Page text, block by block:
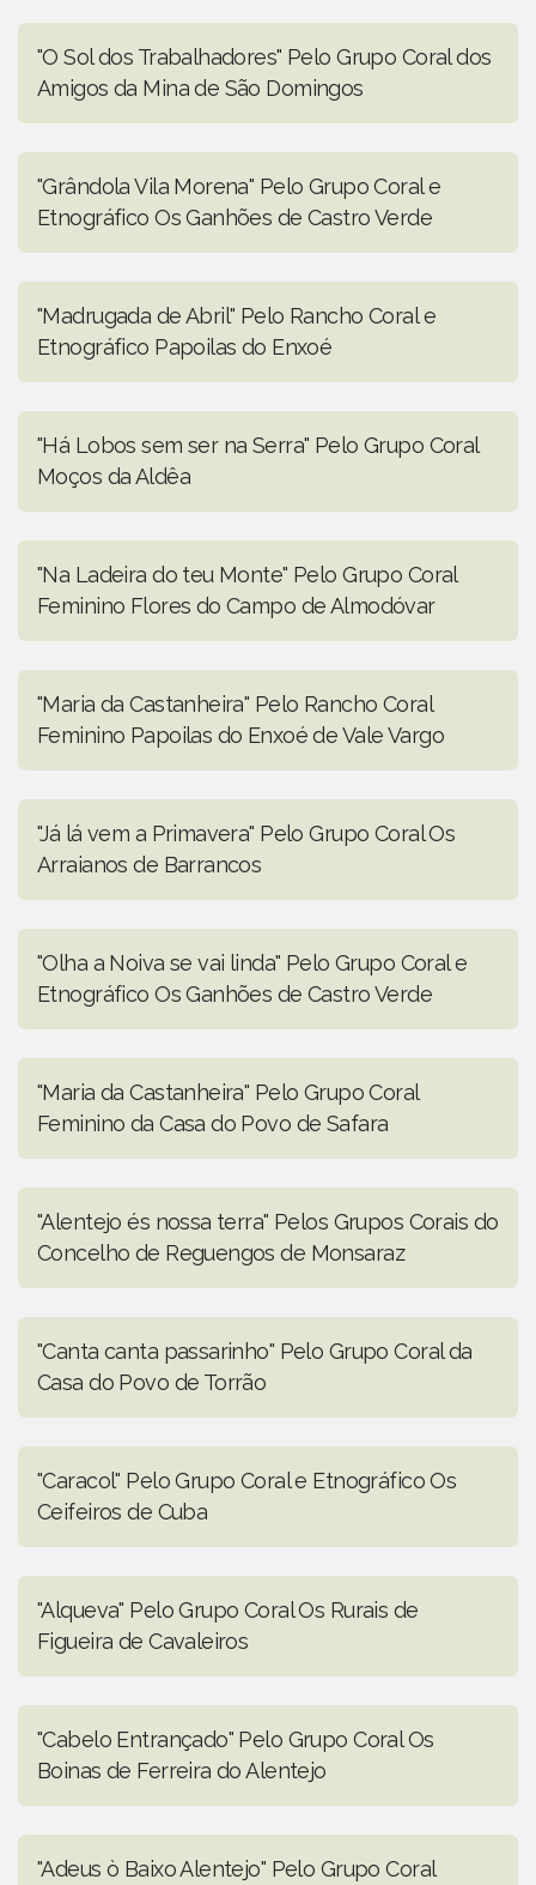
"O Sol dos Trabalhadores" Pelo Grupo Coral dos
Amigos da Mina de São Domingos
"Grândola Vila Morena" Pelo Grupo Coral e
Etnográfico Os Ganhões de Castro Verde
"Madrugada de Abril" Pelo Rancho Coral e
Etnográfico Papoilas do Enxoé
"Há Lobos sem ser na Serra" Pelo Grupo Coral
Moços da Aldêa
"Na Ladeira do teu Monte" Pelo Grupo Coral
Feminino Flores do Campo de Almodóvar
"Maria da Castanheira" Pelo Rancho Coral
Feminino Papoilas do Enxoé de Vale Vargo
"Já lá vem a Primavera" Pelo Grupo Coral Os
Arraianos de Barrancos
"Olha a Noiva se vai linda" Pelo Grupo Coral e
Etnográfico Os Ganhões de Castro Verde
"Maria da Castanheira" Pelo Grupo Coral
Feminino da Casa do Povo de Safara
"Alentejo és nossa terra" Pelos Grupos Corais do
Concelho de Reguengos de Monsaraz
"Canta canta passarinho" Pelo Grupo Coral da
Casa do Povo de Torrão
"Caracol" Pelo Grupo Coral e Etnográfico Os
Ceifeiros de Cuba
"Alqueva" Pelo Grupo Coral Os Rurais de
Figueira de Cavaleiros
"Cabelo Entrançado" Pelo Grupo Coral Os
Boinas de Ferreira do Alentejo
"Adeus ò Baixo Alentejo" Pelo Grupo Coral